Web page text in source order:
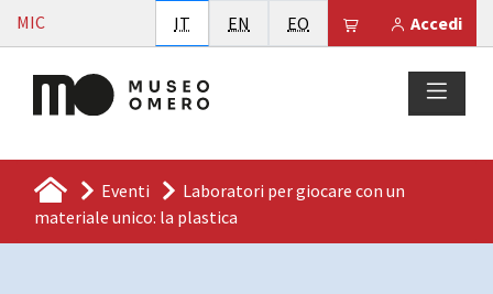
Vai al contenuto
MIC Accedi
Il tuo carrello è
IT Italiano
EN English
EO Esperanto
Eventi
Laboratori per giocare con un
materiale unico: la plastica